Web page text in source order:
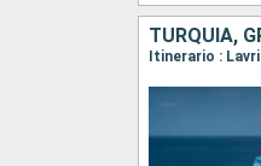
TURQUÍA,
Itinerario :